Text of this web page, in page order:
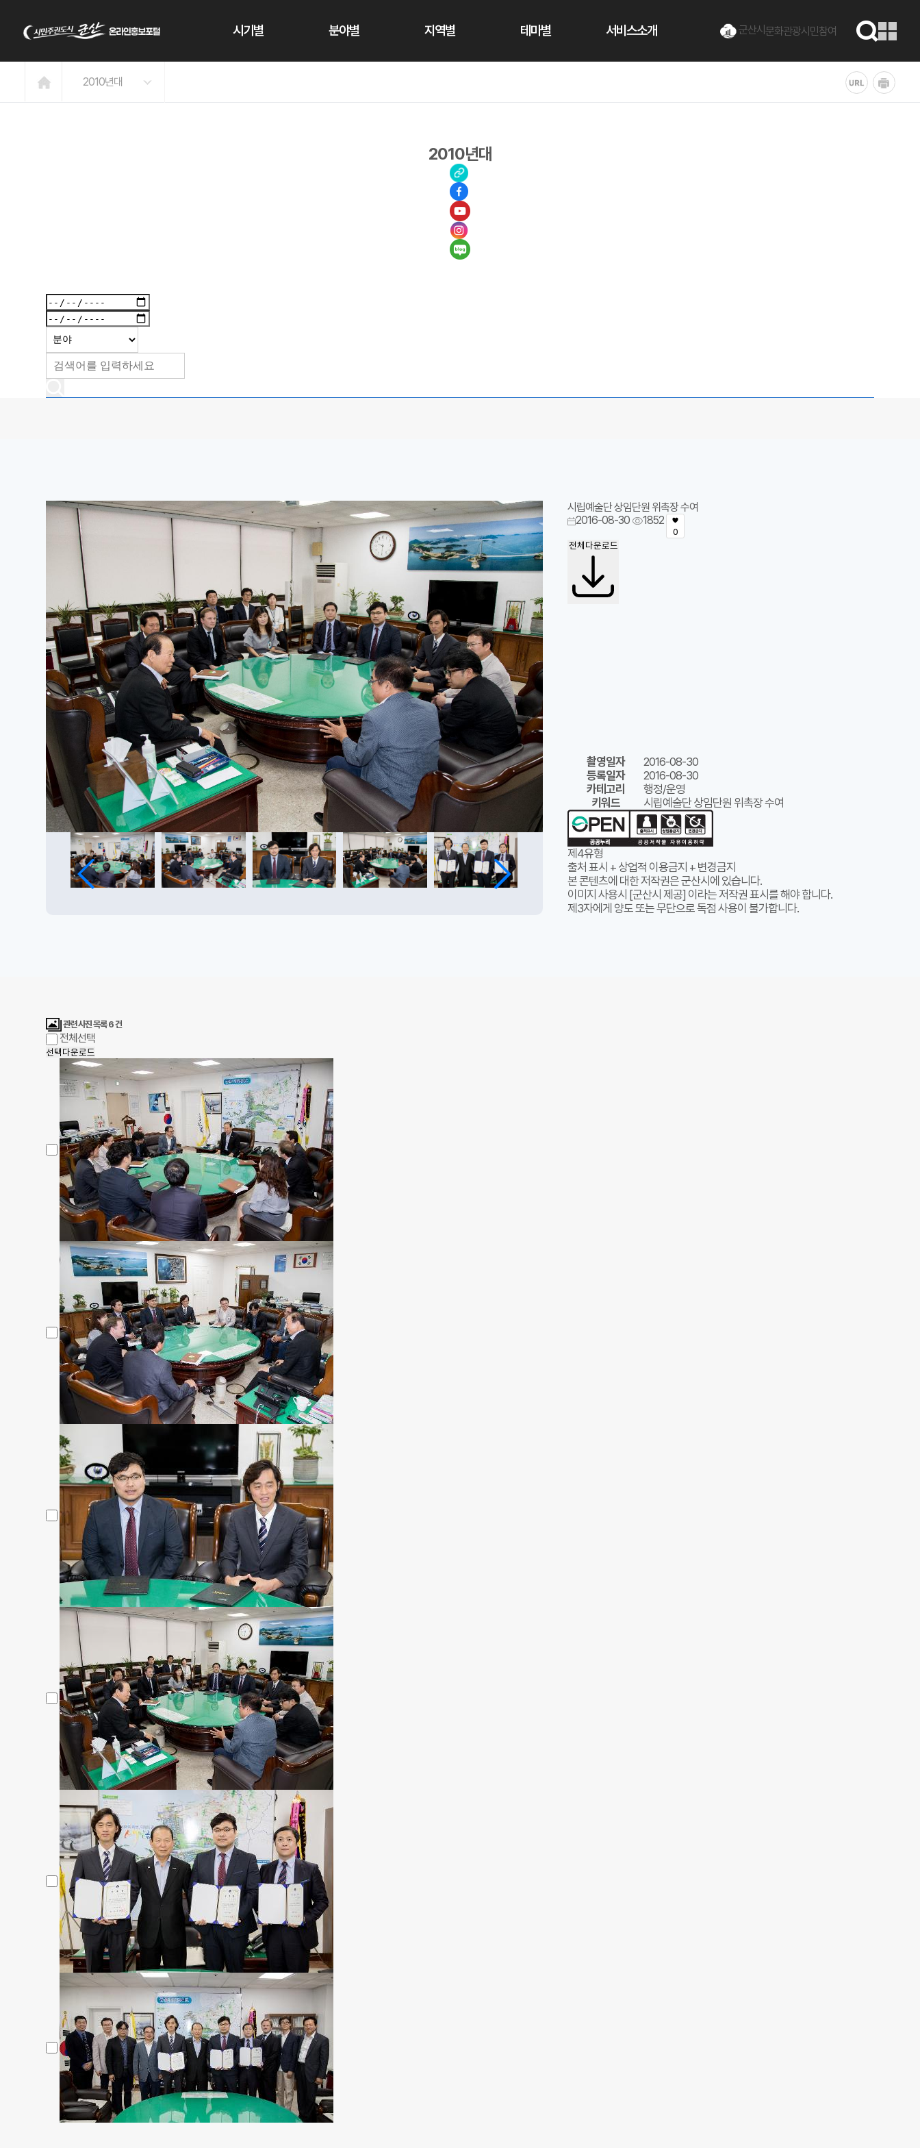
시기별 분야별 지역별 테마별 서비스소개 군산시문화관광시민참여
2010년대
2010년대
시립예술단 상임단원 위촉장 수여
2016-08-30
1852
0
전체다운로드
촬영일자
2016-08-30
등록일자
2016-08-30
카테고리
행정/운영
키워드
시립예술단 상임단원 위촉장 수여
제4유형
출처 표시 + 상업적 이용금지 + 변경금지
본 콘텐츠에 대한 저작권은 군산시에 있습니다.
이미지 사용시 [군산시 제공] 이라는 저작권 표시를 해야 합니다.
제3자에게 양도 또는 무단으로 독점 사용이 불가합니다.
관련 사진 목록6건
전체선택
선택다운로드